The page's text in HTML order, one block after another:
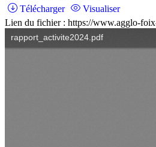
Télécharger
Visualiser
Lien du fichier : https://www.agglo-